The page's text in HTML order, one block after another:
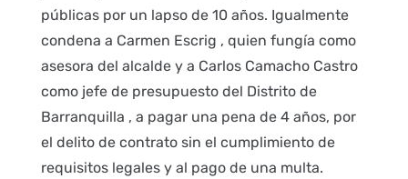
públicas por un lapso de 10 años. Igualmente
condena a Carmen Escrig , quien fungía como
asesora del alcalde y a Carlos Camacho Castro
como jefe de presupuesto del Distrito de
Barranquilla , a pagar una pena de 4 años, por
el delito de contrato sin el cumplimiento de
requisitos legales y al pago de una multa.